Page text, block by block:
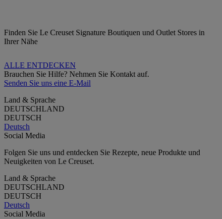
Finden Sie Le Creuset Signature Boutiquen und Outlet Stores in
Ihrer Nähe
ALLE ENTDECKEN
Brauchen Sie Hilfe? Nehmen Sie Kontakt auf.
Senden Sie uns eine E-Mail
Land & Sprache
DEUTSCHLAND
DEUTSCH
Deutsch
Social Media
Folgen Sie uns und entdecken Sie Rezepte, neue Produkte und
Neuigkeiten von Le Creuset.
Land & Sprache
DEUTSCHLAND
DEUTSCH
Deutsch
Social Media